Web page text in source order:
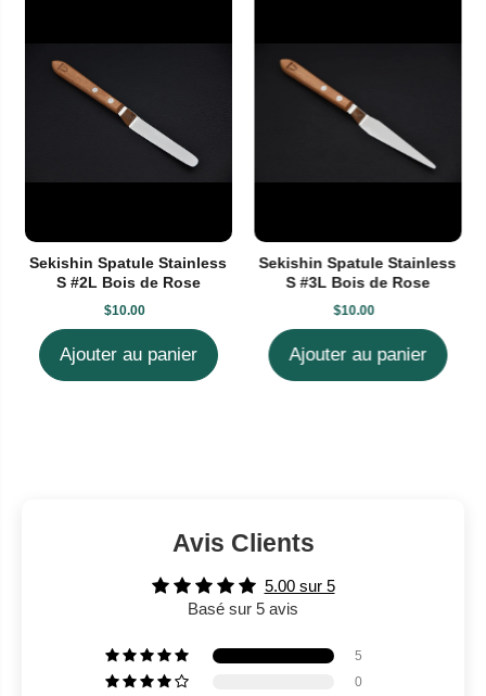
Sekishin Spatule Stainless
S #2L Bois de Rose
$10.00
Ajouter au panier
Sekishin Spatule Stainless
S #3L Bois de Rose
$10.00
Ajouter au panier
Avis Clients
5.00 sur 5
Basé sur 5 avis
5
0
RÉSERVEZ VOTRE COUTEAU